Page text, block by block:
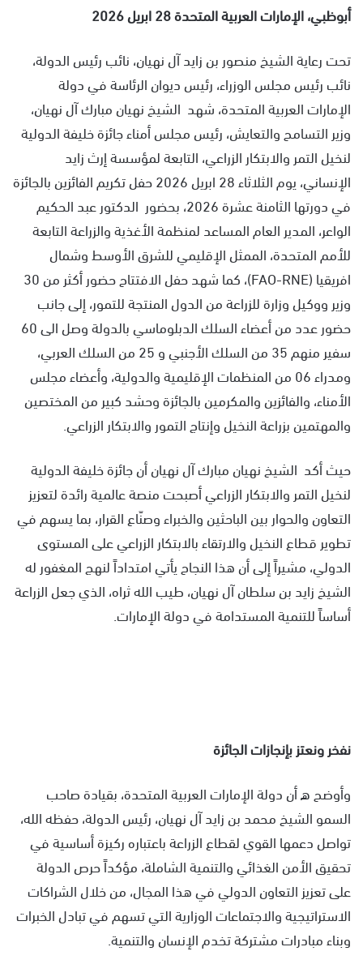
أبوظبي، الإمارات العربية المتحدة 28 ابريل 2026
تحت رعاية الشيخ منصور بن زايد آل نهيان، نائب رئيس الدولة،
نائب رئيس مجلس الوزراء، رئيس ديوان الرئاسة في دولة
الإمارات العربية المتحدة، شهد الشيخ نهيان مبارك آل نهيان،
وزير التسامح والتعايش، رئيس مجلس أمناء جائزة خليفة الدولية
لنخيل التمر والابتكار الزراعي، التابعة لمؤسسة إرث زايد
الإنساني، يوم الثلاثاء 28 ابريل 2026 حفل تكريم الفائزين بالجائزة
في دورتها الثامنة عشرة 2026، بحضور الدكتور عبد الحكيم
الواعر، المدير العام المساعد لمنظمة الأغذية والزراعة التابعة
للأمم المتحدة، الممثل الإقليمي للشرق الأوسط وشمال
افريقيا (FAO-RNE)، كما شهد حفل الافتتاح حضور أكثر من 30
وزير ووكيل وزارة للزراعة من الدول المنتجة للتمور، إلى جانب
حضور عدد من أعضاء السلك الدبلوماسي بالدولة وصل الى 60
سفير منهم 35 من السلك الأجنبي و 25 من السلك العربي،
ومدراء 06 من المنظمات الإقليمية والدولية، وأعضاء مجلس
الأمناء، والفائزين والمكرمين بالجائزة وحشد كبير من المختصين
والمهتمين بزراعة النخيل وإنتاج التمور والابتكار الزراعي.
حيث أكد الشيخ نهيان مبارك آل نهيان أن جائزة خليفة الدولية
لنخيل التمر والابتكار الزراعي أصبحت منصة عالمية رائدة لتعزيز
التعاون والحوار بين الباحثين والخبراء وصنّاع القرار، بما يسهم في
تطوير قطاع النخيل والارتقاء بالابتكار الزراعي على المستوى
الدولي، مشيراً إلى أن هذا النجاح يأتي امتداداً لنهج المغفور له
الشيخ زايد بن سلطان آل نهيان، طيب الله ثراه، الذي جعل الزراعة
أساساً للتنمية المستدامة في دولة الإمارات.
نفخر ونعتز بإنجازات الجائزة
وأوضح ه أن دولة الإمارات العربية المتحدة، بقيادة صاحب
السمو الشيخ محمد بن زايد آل نهيان، رئيس الدولة، حفظه الله،
تواصل دعمها القوي لقطاع الزراعة باعتباره ركيزة أساسية في
تحقيق الأمن الغذائي والتنمية الشاملة، مؤكداً حرص الدولة
على تعزيز التعاون الدولي في هذا المجال، من خلال الشراكات
الاستراتيجية والاجتماعات الوزارية التي تسهم في تبادل الخبرات
وبناء مبادرات مشتركة تخدم الإنسان والتنمية.